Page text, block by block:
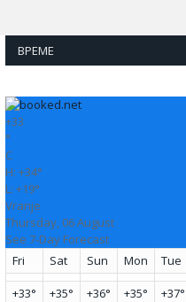
ВРЕМЕ
+33
°
C
H: +34°
L: +19°
Vranje
Thursday, 06 August
See 7-Day Forecast
Fri
Sat Sun Mon Tue
+33° +35° +36° +35° +37°